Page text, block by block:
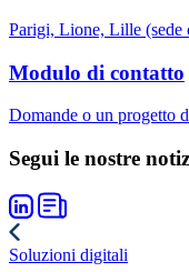
Parigi, Lione, Lille (sede
Modulo di contatto
Domande o un progetto
Segui le nostre
Soluzioni digitali